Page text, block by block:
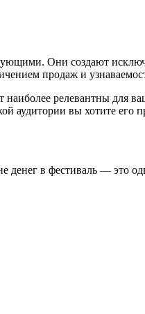
Они создают
продаж и
наиболее релевантны для
аудитории вы хотите его
в фестиваль — это